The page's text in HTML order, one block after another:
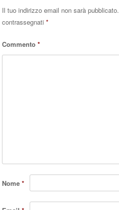
Il tuo indirizzo email non sarà pubblicato.
contrassegnati*
Commento*
Nome*